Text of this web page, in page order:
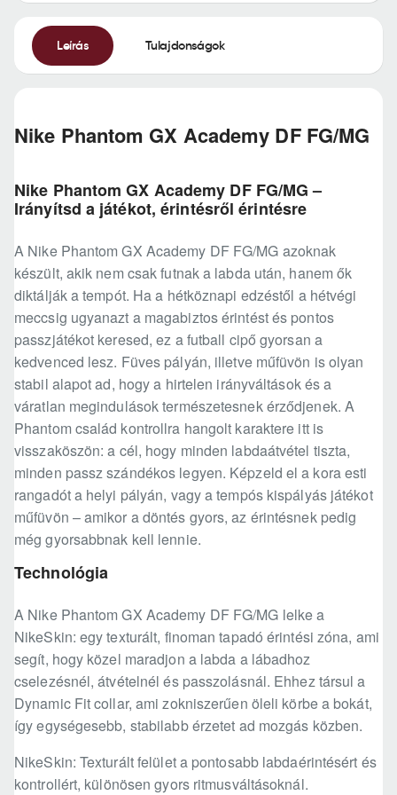
Leírás Tulajdonságok
Nike Phantom GX Academy DF FG/MG
Nike Phantom GX Academy DF FG/MG –
Irányítsd a játékot, érintésről érintésre
A Nike Phantom GX Academy DF FG/MG azoknak
készült, akik nem csak futnak a labda után, hanem ők
diktálják a tempót. Ha a hétköznapi edzéstől a hétvégi
meccsig ugyanazt a magabiztos érintést és pontos
passzjátékot keresed, ez a futball cipő gyorsan a
kedvenced lesz. Füves pályán, illetve műfüvön is olyan
stabil alapot ad, hogy a hirtelen irányváltások és a
váratlan megindulások természetesnek érződjenek. A
Phantom család kontrollra hangolt karaktere itt is
visszaköszön: a cél, hogy minden labdaátvétel tiszta,
minden passz szándékos legyen. Képzeld el a kora esti
rangadót a helyi pályán, vagy a tempós kispályás játékot
műfüvön – amikor a döntés gyors, az érintésnek pedig
még gyorsabbnak kell lennie.
Technológia
A Nike Phantom GX Academy DF FG/MG lelke a
NikeSkin: egy texturált, finoman tapadó érintési zóna, ami
segít, hogy közel maradjon a labda a lábadhoz
cselezésnél, átvételnél és passzolásnál. Ehhez társul a
Dynamic Fit collar, ami zokniszerűen öleli körbe a bokát,
így egységesebb, stabilabb érzetet ad mozgás közben.
NikeSkin: Texturált felület a pontosabb labdaérintésért és
kontrollért, különösen gyors ritmusváltásoknál.